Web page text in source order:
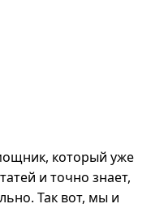
который уже
и точно знает,
Так вот, мы и